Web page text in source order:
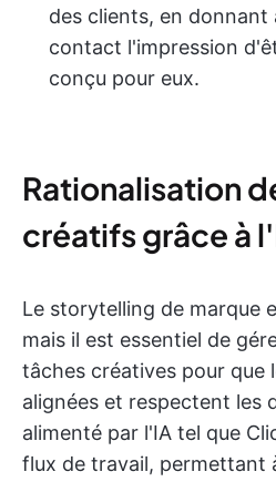
des clients, en donnant
contact l'impression
conçu pour eux.
Rationalisation
créatifs grâce à
Le storytelling de marque
mais il est essentiel de
tâches créatives pour que
alignées et respectent les
alimenté par l'IA tel que
flux de travail, permettant